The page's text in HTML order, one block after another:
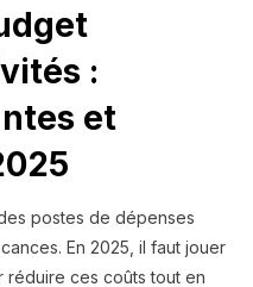
:
et
postes de dépenses
En 2025, il faut jouer
réduire ces coûts tout en